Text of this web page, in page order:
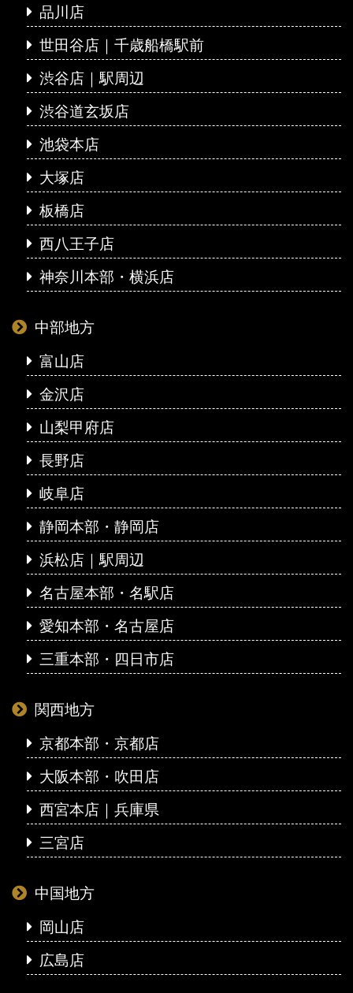
品川店
世田谷店｜千歳船橋駅前
渋谷店｜駅周辺
渋谷道玄坂店
池袋本店
大塚店
板橋店
西八王子店
神奈川本部・横浜店
中部地方
富山店
金沢店
山梨甲府店
長野店
岐阜店
静岡本部・静岡店
浜松店｜駅周辺
名古屋本部・名駅店
愛知本部・名古屋店
三重本部・四日市店
関西地方
京都本部・京都店
大阪本部・吹田店
西宮本店｜兵庫県
三宮店
中国地方
岡山店
広島店